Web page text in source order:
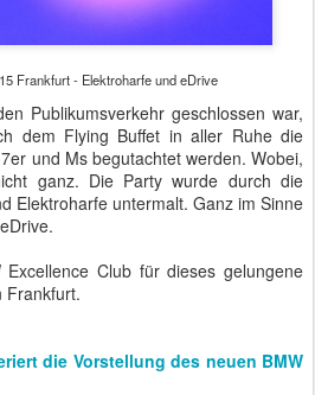
Frankfurt - Elektroharfe und eDrive
Publikumsverkehr geschlossen war,
dem Flying Buffet in aller Ruhe die
und Ms begutachtet werden. Wobei,
ganz. Die Party wurde durch die
Elektroharfe untermalt. Ganz im Sinne
Club für dieses gelungene
Frankfurt.
die Vorstellung des neuen BMW